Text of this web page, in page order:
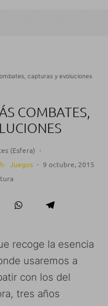
capturas y evoluciones
COMBATES,
(Esfera) ·
Juegos · 9 octubre, 2015
recoge la esencia
usaremos a
con los del
tres años